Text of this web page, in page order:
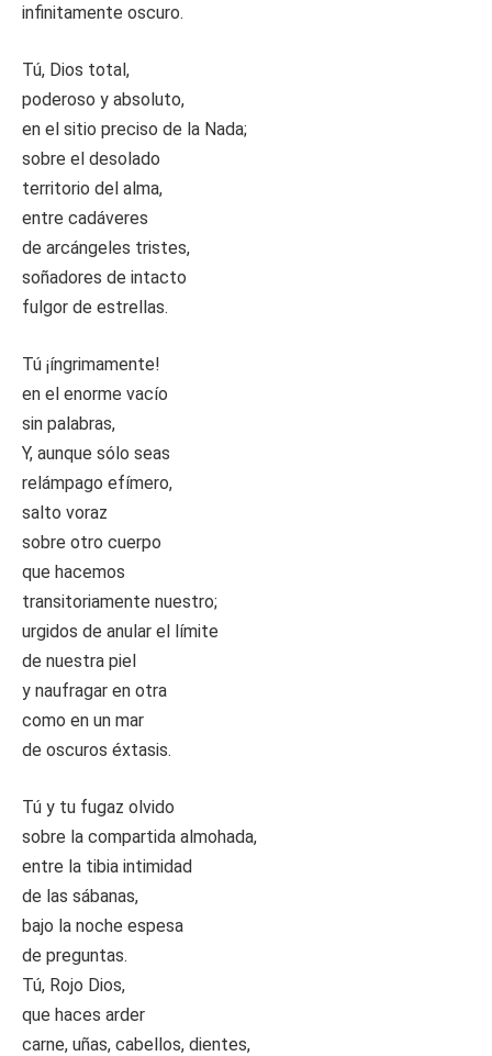
infinitamente oscuro.
Tú, Dios total,
poderoso y absoluto,
en el sitio preciso de la Nada;
sobre el desolado
territorio del alma,
entre cadáveres
de arcángeles tristes,
soñadores de intacto
fulgor de estrellas.
Tú ¡íngrimamente!
en el enorme vacío
sin palabras,
Y, aunque sólo seas
relámpago efímero,
salto voraz
sobre otro cuerpo
que hacemos
transitoriamente nuestro;
urgidos de anular el límite
de nuestra piel
y naufragar en otra
como en un mar
de oscuros éxtasis.
Tú y tu fugaz olvido
sobre la compartida almohada,
entre la tibia intimidad
de las sábanas,
bajo la noche espesa
de preguntas.
Tú, Rojo Dios,
que haces arder
carne, uñas, cabellos, dientes,